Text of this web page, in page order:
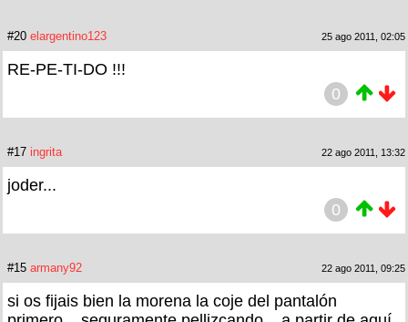
#20 elargentino123 25 ago 2011, 02:05
RE-PE-TI-DO !!!
0
#17 ingrita 22 ago 2011, 13:32
joder...
0
#15 armany92 22 ago 2011, 09:25
si os fijais bien la morena la coje del pantalón